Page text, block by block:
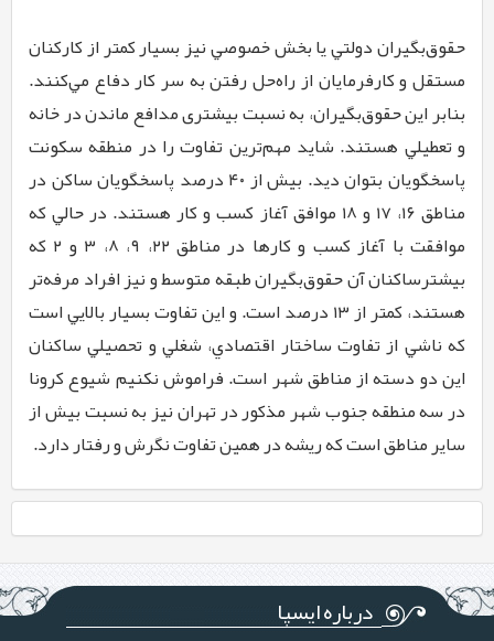
حقوق‌بگيران دولتي يا بخش خصوصي نيز بسيار كمتر از كاركنان
مستقل و كارفرمايان از راه‌حل رفتن به سر كار دفاع مي‌كنند.
بنابر این حقوق‌بگيران، به نسبت بيشتری مدافع ماندن در خانه
و تعطيلي هستند. شايد مهم‌ترين تفاوت را در منطقه سكونت
پاسخگويان بتوان ديد. بيش از ۴۰ درصد پاسخگويان ساكن در
مناطق ۱۶، ۱۷ و ۱۸ موافق آغاز كسب و كار هستند. در حالي كه
موافقت با آغاز کسب و کارها در مناطق ۲۲، ۹، ۸، ۳ و ۲ كه
بيشترساکنان آن حقوق‌بگيران طبقه متوسط و نيز افراد مرفه‌تر
هستند، كمتر از ۱۳ درصد است. و اين تفاوت بسيار بالايي است
كه ناشي از تفاوت ساختار اقتصادي، شغلي و تحصيلي ساکنان
اين دو دسته از مناطق شهر است. فراموش نکنیم شیوع کرونا
در سه منطقه جنوب شهر مذکور در تهران نیز به نسبت بیش‌ از
سایر مناطق است که ریشه در همین تفاوت نگرش و رفتار دارد.
درباره ایسپا